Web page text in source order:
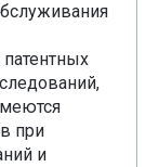
при
и